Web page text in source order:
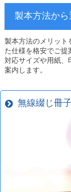
製本方法から
製本方法のメリット
た仕様を格安でご提
対応サイズや用紙、
案内します。
無線綴じ冊子